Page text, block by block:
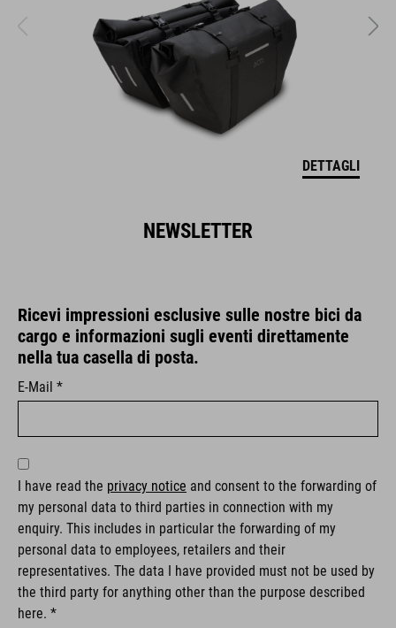
DETTAGLI
NEWSLETTER
Ricevi impressioni esclusive sulle nostre bici da
cargo e informazioni sugli eventi direttamente
nella tua casella di posta.
E-Mail *
I have read the privacy notice and consent to the forwarding of
my personal data to third parties in connection with my
enquiry. This includes in particular the forwarding of my
personal data to employees, retailers and their
representatives. The data I have provided must not be used by
the third party for anything other than the purpose described
here. *